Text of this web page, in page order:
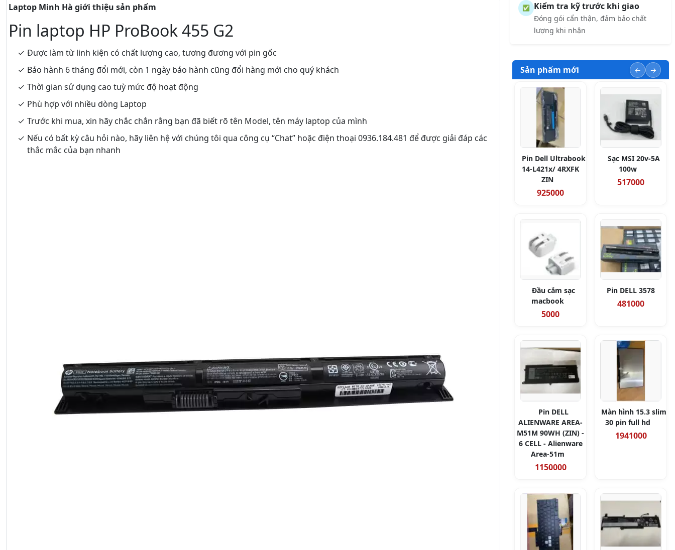
Laptop Minh Hà giới thiệu sản phẩm
Pin laptop HP ProBook 455 G2
Được làm từ linh kiện có chất lượng cao, tương đương với pin gốc
Bảo hành 6 tháng đổi mới, còn 1 ngày bảo hành cũng đổi hàng mới cho quý khách
Thời gian sử dụng cao tuỳ mức độ hoạt động
Phù hợp với nhiều dòng Laptop
Trước khi mua, xin hãy chắc chắn rằng bạn đã biết rõ tên Model, tên máy laptop của mình
Nếu có bất kỳ câu hỏi nào, hãy liên hệ với chúng tôi qua công cụ “Chat” hoặc điện thoại 0936.184.481 để được giải đáp các
thắc mắc của bạn nhanh
✅ Kiểm tra kỹ trước khi giao
Đóng gói cẩn thận, đảm bảo chất
lượng khi nhận
Sản phẩm mới
Pin Dell Ultrabook
14-L421x/ 4RXFK
ZIN
925000
Sạc MSI 20v-5A
100w
517000
Đầu cắm sạc
macbook
5000
Pin DELL 3578
481000
Pin DELL
ALIENWARE AREA-
M51M 90WH (ZIN) -
6 CELL - Alienware
Area-51m
1150000
Màn hình 15.3 slim
30 pin full hd
1941000